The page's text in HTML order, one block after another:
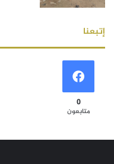
إتبعنا
0
متابعون